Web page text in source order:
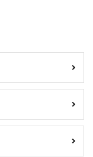
で
な3日間が4月3日
付中！